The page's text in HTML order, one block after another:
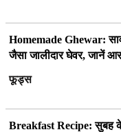
Homemade Ghewar:
जैसा जालीदार घेवर, जानें
फूड्स
Breakfast Recipe: सुबह के